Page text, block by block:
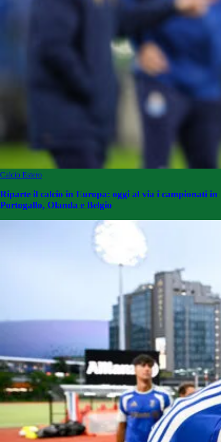
Calcio Estero
Riparte il calcio in Europa: oggi al via i campionati in
Portogallo, Olanda e Belgio